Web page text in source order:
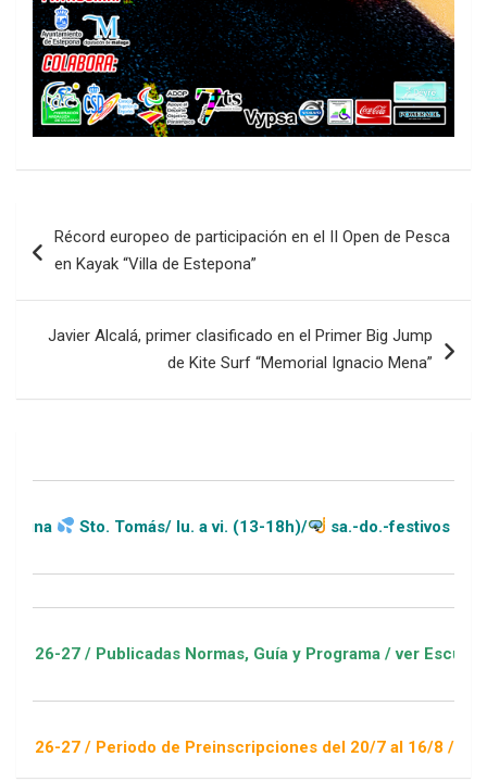
de
Récord europeo de participación en el II Open de Pesca
en Kayak “Villa de Estepona”
Javier Alcalá, primer clasificado en el Primer Big Jump
de Kite Surf “Memorial Ignacio Mena”
Tomás/ lu. a vi. (13-18h)/ sa.-do.-festivos (11-20h)
Publicadas Normas, Guía y Programa / ver Escuelas
Periodo de Preinscripciones del 20/7 al 16/8 / Sorteo 1 de